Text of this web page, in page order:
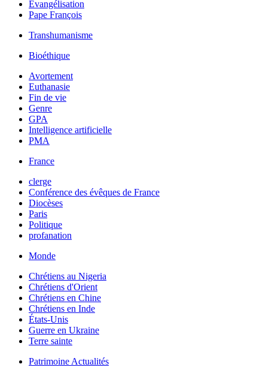
Évangélisation
Pape François
Transhumanisme
Bioéthique
Avortement
Euthanasie
Fin de vie
Genre
GPA
Intelligence artificielle
PMA
France
clerge
Conférence des évêques de France
Diocèses
Paris
Politique
profanation
Monde
Chrétiens au Nigeria
Chrétiens d'Orient
Chrétiens en Chine
Chrétiens en Inde
États-Unis
Guerre en Ukraine
Terre sainte
Patrimoine Actualités